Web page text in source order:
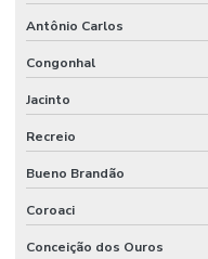
Antônio Carlos
Congonhal
Jacinto
Recreio
Bueno Brandão
Coroaci
Conceição dos Ouros